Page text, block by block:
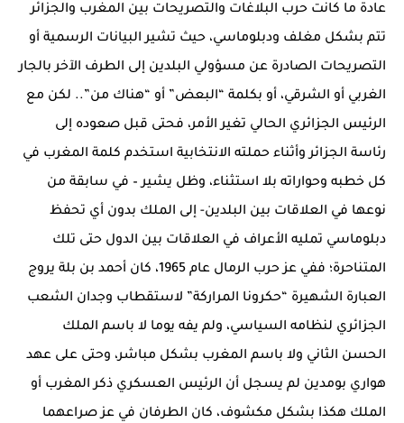
عادة ما كانت حرب البلاغات والتصريحات بين المغرب والجزائر
تتم بشكل مغلف ودبلوماسي، حيث تشير البيانات الرسمية أو
التصريحات الصادرة عن مسؤولي البلدين إلى الطرف الآخر بالجار
الغربي أو الشرقي، أو بكلمة “البعض” أو “هناك من”.. لكن مع
الرئيس الجزائري الحالي تغير الأمر، فحتى قبل صعوده إلى
رئاسة الجزائر وأثناء حملته الانتخابية استخدم كلمة المغرب في
كل خطبه وحواراته بلا استثناء، وظل يشير – في سابقة من
نوعها في العلاقات بين البلدين- إلى الملك بدون أي تحفظ
دبلوماسي تمليه الأعراف في العلاقات بين الدول حتى تلك
المتناحرة؛ ففي عز حرب الرمال عام 1965، كان أحمد بن بلة يروج
العبارة الشهيرة “حكرونا المراركة” لاستقطاب وجدان الشعب
الجزائري لنظامه السياسي، ولم يفه يوما لا باسم الملك
الحسن الثاني ولا باسم المغرب بشكل مباشر، وحتى على عهد
هواري بومدين لم يسجل أن الرئيس العسكري ذكر المغرب أو
الملك هكذا بشكل مكشوف، كان الطرفان في عز صراعهما